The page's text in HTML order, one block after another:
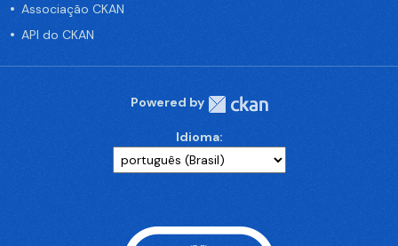
Associação CKAN
API do CKAN
Powered by
Idioma